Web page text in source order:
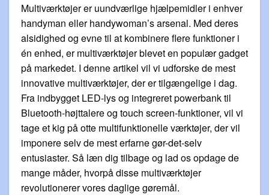
Multiværktøjer er uundværlige hjælpemidler i enhver
handyman eller handywoman’s arsenal. Med deres
alsidighed og evne til at kombinere flere funktioner i
én enhed, er multiværktøjer blevet en populær gadget
på markedet. I denne artikel vil vi udforske de mest
innovative multiværktøjer, der er tilgængelige i dag.
Fra indbygget LED-lys og integreret powerbank til
Bluetooth-højttalere og touch screen-funktioner, vil vi
tage et kig på otte multifunktionelle værktøjer, der vil
imponere selv de mest erfarne gør-det-selv
entusiaster. Så læn dig tilbage og lad os opdage de
mange måder, hvorpå disse multiværktøjer
revolutionerer vores daglige gøremål.